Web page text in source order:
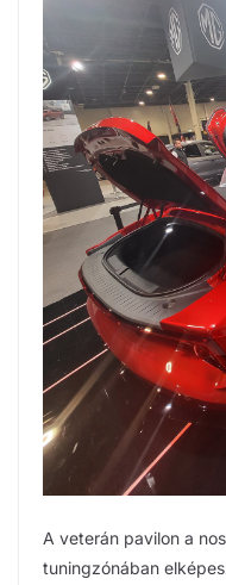
A veterán pavilon a
tuningzónában